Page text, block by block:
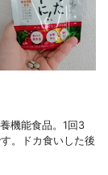
機能食品。1回3
。ドカ食いした後